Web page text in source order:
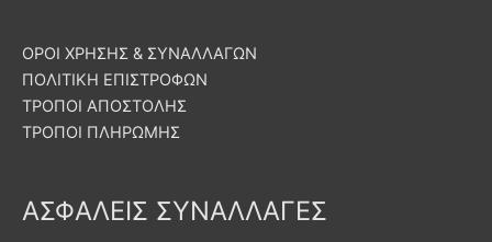
ΟΡΟΙ ΧΡΗΣΗΣ & ΣΥΝΑΛΛΑΓΩΝ
ΠΟΛΙΤΙΚΗ ΕΠΙΣΤΡΟΦΩΝ
ΤΡΟΠΟΙ ΑΠΟΣΤΟΛΗΣ
ΤΡΟΠΟΙ ΠΛΗΡΩΜΗΣ
ΑΣΦΑΛΕΙΣ ΣΥΝΑΛΛΑΓΕΣ